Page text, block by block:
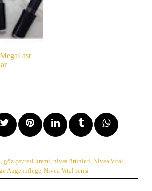
, göz çevresi kremi, nivea ürünleri, Nivea Vital,
Augenpflege, Nivea Vital serisi